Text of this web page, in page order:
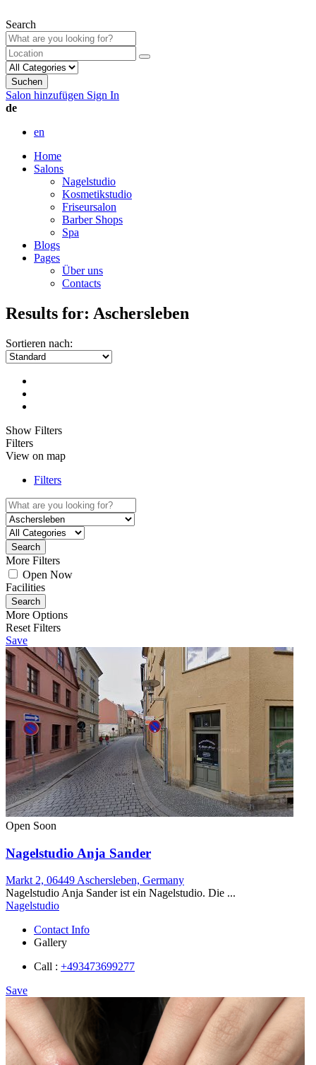
Search
Suchen
Salon hinzufügen Sign In
de
en
Home
Salons
Nagelstudio
Kosmetikstudio
Friseursalon
Barber Shops
Spa
Blogs
Pages
Über uns
Contacts
Results for: Aschersleben
Sortieren nach:
Show Filters
Filters
View on map
Filters
Search
More Filters
Open Now
Facilities
Search
More Options
Reset Filters
Save
Open Soon
Nagelstudio Anja Sander
Markt 2, 06449 Aschersleben, Germany
Nagelstudio Anja Sander ist ein Nagelstudio. Die ...
Nagelstudio
Contact Info
Gallery
Call : +493473699277
Save